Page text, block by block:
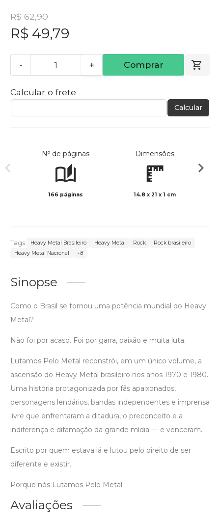
R$ 62,90
R$ 49,79
- + Comprar
Calcular o frete
Calcular
Nº de páginas
166 páginas
Dimensões
14.8 x 21 x 1 cm
Tags: Heavy Metal Brasileiro Heavy Metal Rock
Rock brasileiro
Heavy Metal Nacional
+8
Sinopse
Como o Brasil se tornou uma potência mundial do Heavy
Metal?
Não foi por acaso. Foi por garra, paixão e muita luta.
Lutamos Pelo Metal reconstrói, em um único volume, a
ascensão do Heavy Metal brasileiro nos anos 1970 e 1980.
Uma história protagonizada por fãs apaixonados,
personagens lendários, bandas independentes e imprensa
livre que enfrentaram a ditadura, o preconceito e a
indiferença e difamação da grande mídia — e venceram.
Escrito por quem estava lá e lutou pelo direito de ser
diferente e existir.
Porque nós Lutamos Pelo Metal.
Avaliações